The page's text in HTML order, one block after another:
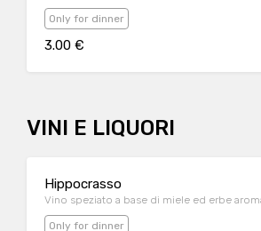
Only for dinner
3.00 €
VINI E LIQUORI
Hippocrasso
Vino speziato a base di miele ed erbe
Only for dinner